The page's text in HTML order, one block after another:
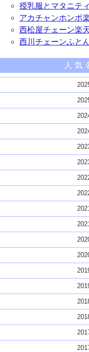
授乳服とマタニテ
アカチャンホンポ
西松屋チェーン楽
西川チェーンふと
人気